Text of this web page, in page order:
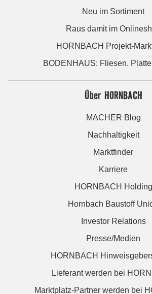
Neu im Sortiment
Raus damit im
HORNBACH Projekt-
BODENHAUS: Fliesen.
Über HORNBACH
MACHER Blog
Nachhaltigkeit
Marktfinder
Karriere
HORNBACH Holding
Hornbach Baustoff
Investor Relations
Presse/Medien
HORNBACH
Lieferant werden bei
Marktplatz-Partner werden bei